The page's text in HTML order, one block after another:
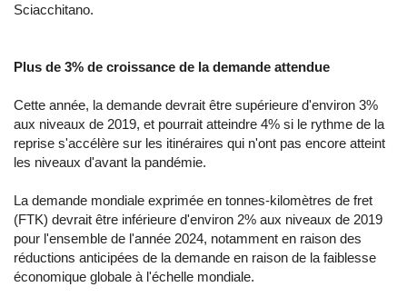
Sciacchitano.
Plus de 3% de croissance de la demande attendue
Cette année, la demande devrait être supérieure d'environ 3%
aux niveaux de 2019, et pourrait atteindre 4% si le rythme de la
reprise s'accélère sur les itinéraires qui n'ont pas encore atteint
les niveaux d'avant la pandémie.
La demande mondiale exprimée en tonnes-kilomètres de fret
(FTK) devrait être inférieure d'environ 2% aux niveaux de 2019
pour l'ensemble de l'année 2024, notamment en raison des
réductions anticipées de la demande en raison de la faiblesse
économique globale à l'échelle mondiale.